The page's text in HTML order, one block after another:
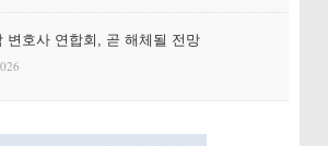
변호사 연합회, 곧 해체될 전망